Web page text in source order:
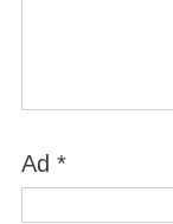
Ad *